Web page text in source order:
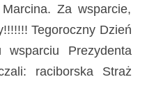
Za wsparcie,
Tegoroczny Dzień
wsparciu Prezydenta
raciborska Straż